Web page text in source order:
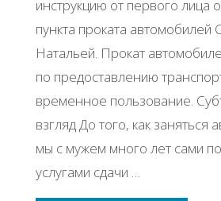
инструкцию от первого лица
пункта проката автомобилей
Натальей. Прокат
по предоставлению
временное пользование.
взгляд До того, как заняться
мы с мужем много лет сами
услугами сдачи …